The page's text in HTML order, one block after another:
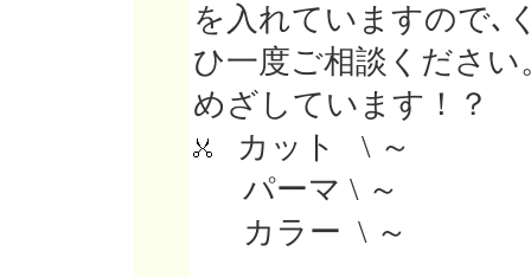
を入れていますので､
ひ一度ご相談くださ
めざしています！？
カット \ ～
パーマ \ ～
カラー \ ～